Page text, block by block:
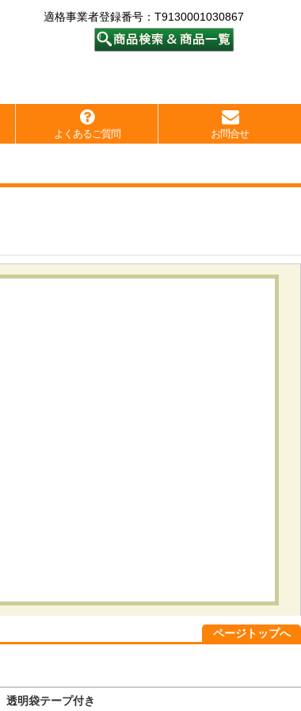
適格事業者登録番号：T9130001030867
よくあるご質問 お問合せ
ページトップへ
透明袋テープ付き